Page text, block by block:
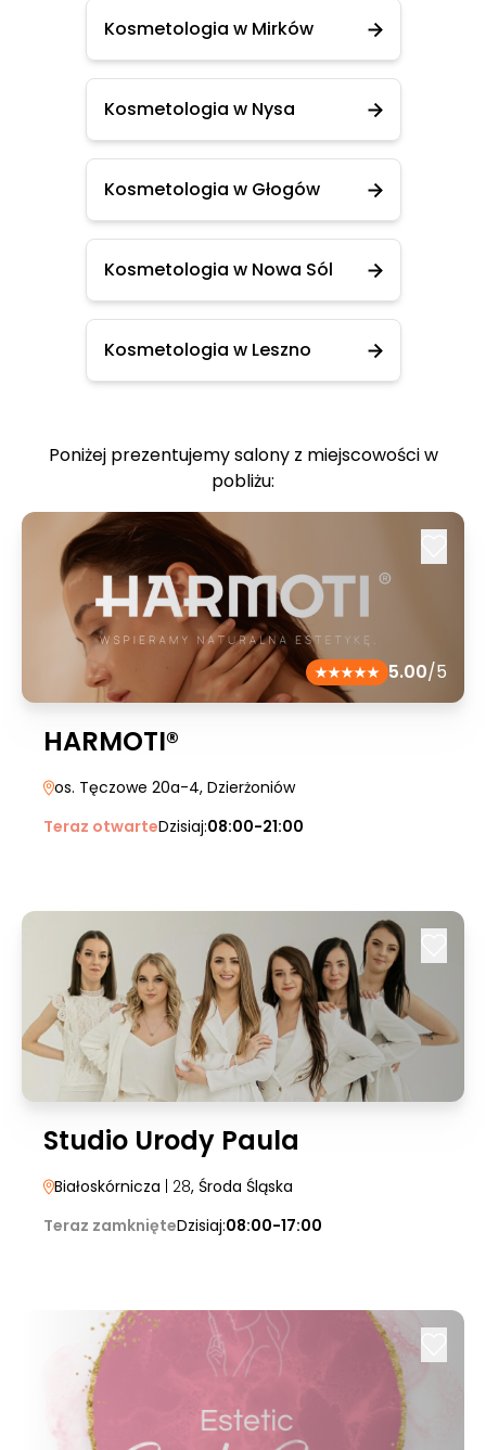
Kosmetologia w Mirków
Kosmetologia w Nysa
Kosmetologia w Głogów
Kosmetologia w Nowa Sól
Kosmetologia w Leszno
Poniżej prezentujemy salony z miejscowości w
pobliżu:
5.00/5
HARMOTI®
os. Tęczowe 20a-4, Dzierżoniów
Teraz otwarteDzisiaj:08:00-21:00
Studio Urody Paula
Białoskórnicza | 28, Środa Śląska
Teraz zamknięteDzisiaj:08:00-17:00